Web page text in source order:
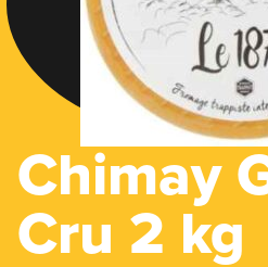
Chimay
Cru 2 kg